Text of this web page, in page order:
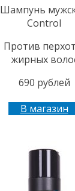
Шампунь
Control
Против
жирных
690 рублей
В магазин